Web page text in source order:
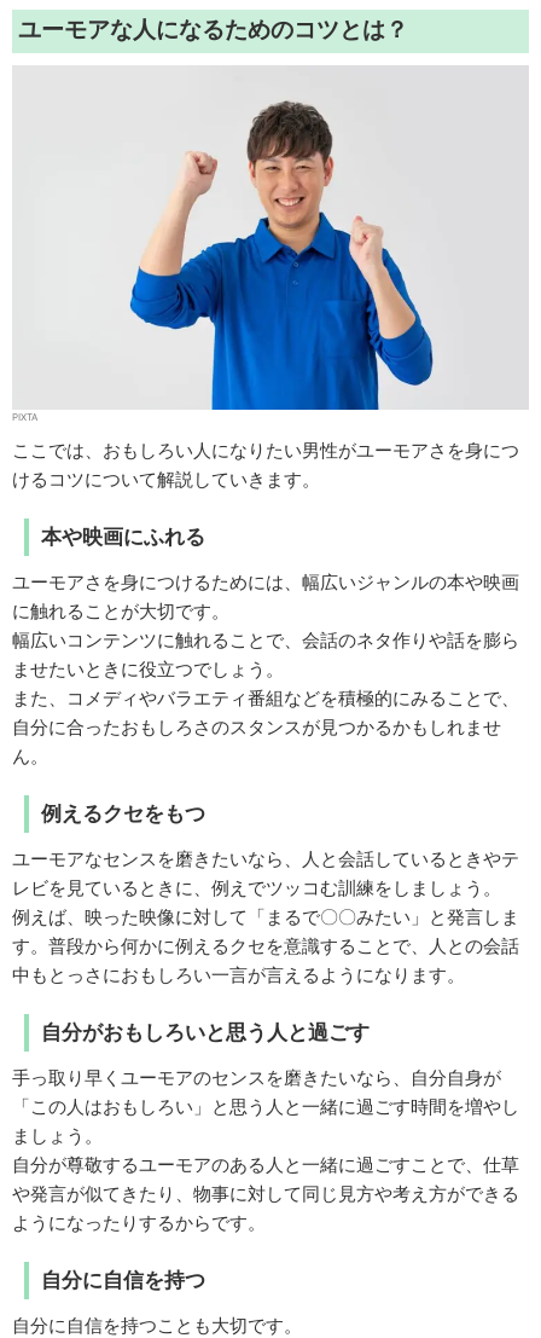
ユーモアな人になるためのコツとは？
PIXTA
ここでは、おもしろい人になりたい男性がユーモアさを身につ
けるコツについて解説していきます。
本や映画にふれる
ユーモアさを身につけるためには、幅広いジャンルの本や映画
に触れることが大切です。
幅広いコンテンツに触れることで、会話のネタ作りや話を膨ら
ませたいときに役立つでしょう。
また、コメディやバラエティ番組などを積極的にみることで、
自分に合ったおもしろさのスタンスが見つかるかもしれませ
ん。
例えるクセをもつ
ユーモアなセンスを磨きたいなら、人と会話しているときやテ
レビを見ているときに、例えでツッコむ訓練をしましょう。
例えば、映った映像に対して「まるで〇〇みたい」と発言しま
す。普段から何かに例えるクセを意識することで、人との会話
中もとっさにおもしろい一言が言えるようになります。
自分がおもしろいと思う人と過ごす
手っ取り早くユーモアのセンスを磨きたいなら、自分自身が
「この人はおもしろい」と思う人と一緒に過ごす時間を増やし
ましょう。
自分が尊敬するユーモアのある人と一緒に過ごすことで、仕草
や発言が似てきたり、物事に対して同じ見方や考え方ができる
ようになったりするからです。
自分に自信を持つ
自分に自信を持つことも大切です。